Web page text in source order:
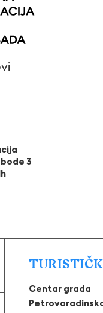
3
Centar grada